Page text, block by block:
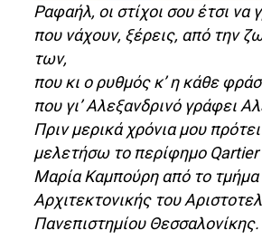
Ραφαήλ, οι στίχοι σου έτσι να
που νάχουν, ξέρεις, από την
των,
που κι ο ρυθμός κ’ η κάθε
που γι’ Αλεξανδρινό γράφει
Πριν μερικά χρόνια μου
μελετήσω το περίφημο Qartier
Μαρία Καμπούρη από το τμήμα
Αρχιτεκτονικής του
Πανεπιστημίου Θεσσαλονίκης.